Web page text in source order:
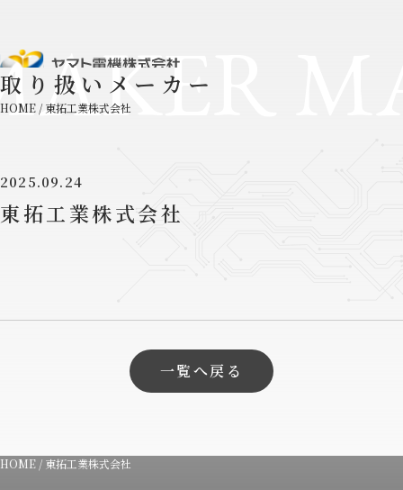
取り扱いメーカー
HOME /東拓工業株式会社
2025.09.24
東拓工業株式会社
一覧へ戻る
HOME / 東拓工業株式会社